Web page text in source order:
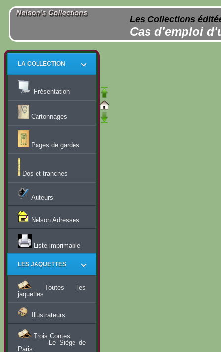
Les Collections
Cas d'emploi
LA COLLECTION
Présentation
Cartonnages
Pages de gardes
Dos et tranches
Auteurs
Nelson Adresses
Liste imprimable
LES JAQUETTES
Toutes les
jaquettes
Illustrateurs
Trois Contes
Le Siège de
Paris